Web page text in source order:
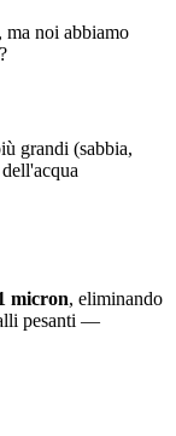
ma noi abbiamo
grandi (sabbia,
micron, eliminando
pesanti —